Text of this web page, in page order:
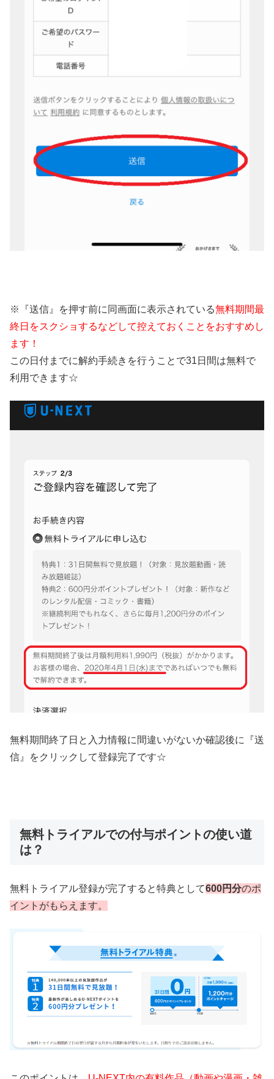
※『送信』を押す前に同画面に表示されている無料期間最
終日をスクショするなどして控えておくことをおすすめし
ます！
この日付までに解約手続きを行うことで31日間は無料で
利用できます☆
無料期間終了日と入力情報に間違いがないか確認後に『送
信』をクリックして登録完了です☆
無料トライアルでの付与ポイントの使い道
は？
無料トライアル登録が完了すると特典として600円分のポ
イントがもらえます。